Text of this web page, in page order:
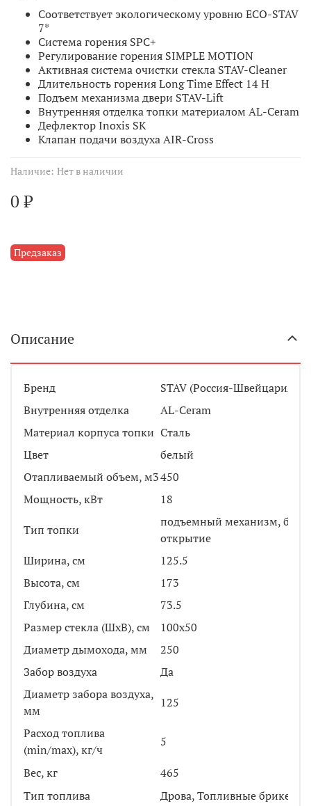
Наличие: Нет в наличии
Предзаказ
0 ₽
Соответствует экологическому уровню ECO-STAV
7*
Система горения SPC+
Регулирование горения SIMPLE MOTION
Активная система очистки стекла STAV-Cleaner
Длительность горения Long Time Effect 14 H
Подъем механизма двери STAV-Lift
Внутренняя отделка топки материалом AL-Ceram
Дефлектор Inoxis SK
Клапан подачи воздуха AIR-Cross
Описание
Бренд
STAV (Россия-Швейцария)
Внутренняя отделка
AL-Ceram
Материал корпуса топки Сталь
Цвет
белый
Отапливаемый объем, м3450
Мощность, кВт
18
Тип топки
подъемный механизм,
открытие
Ширина, см
125.5
Высота, см
173
Глубина, см
73.5
Размер стекла (ШхВ), см
100x50
Диаметр дымохода, мм
250
Забор воздуха
Да
Диаметр забора воздуха,
мм
125
Расход топлива
(min/max), кг/ч
5
Вес, кг
465
Тип топлива
Дрова, Топливные брикеты